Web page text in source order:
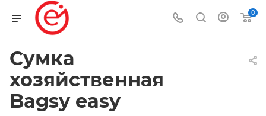
0
Cумка
хозяйственная
Bagsy easy